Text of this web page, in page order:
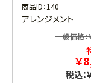
商品ID：140
アレンジメント
一般価格
￥
税込